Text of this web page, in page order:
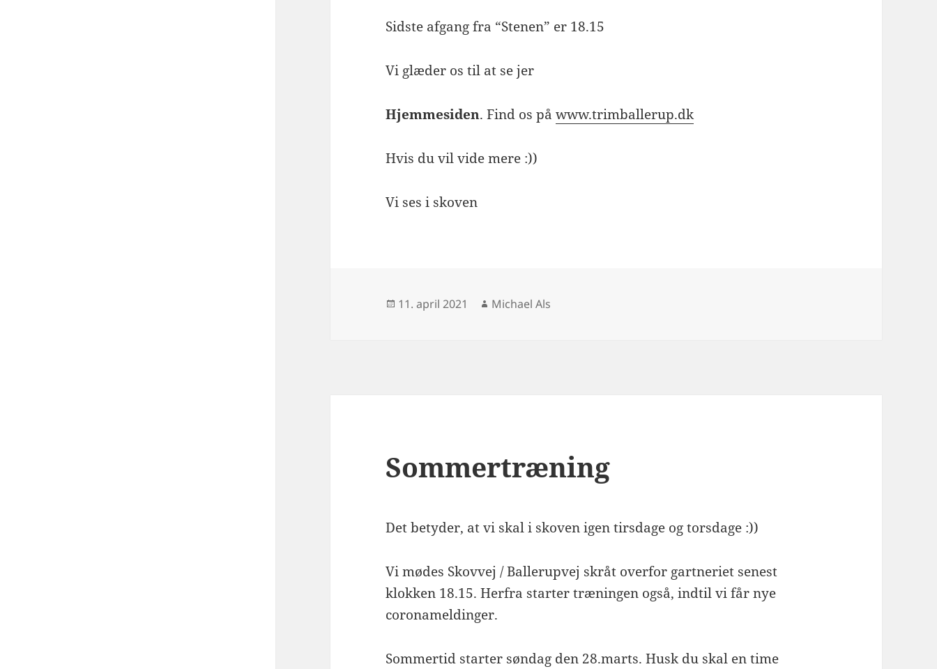
Sidste afgang fra “Stenen” er 18.15
Vi glæder os til at se jer
Hjemmesiden. Find os påwww.trimballerup.dk
Hvis du vil vide mere :))
Vi ses i skoven
Udgivet
11. april 2021 Forfatter
Michael Als
Sommertræning
Det betyder, at vi skal i skoven igen tirsdage og torsdage :))
Vi mødes Skovvej / Ballerupvej skråt overfor gartneriet senest
klokken 18.15. Herfra starter træningen også, indtil vi får nye
coronameldinger.
Sommertid starter søndag den 28.marts. Husk du skal en time